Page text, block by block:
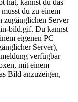
hat, kannst du das
du zu einem
Server
bild.gif. Du kannst
eigenen PC
Server),
verfügbar
mit einem
Bild anzuzeigen,